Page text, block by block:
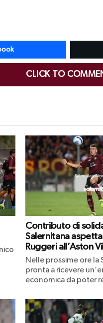
CLICK TO
Contributo di
Salernitana
Ruggeri all’Aston
Nelle prossime ore la
pronta a ricevere
economica da poter